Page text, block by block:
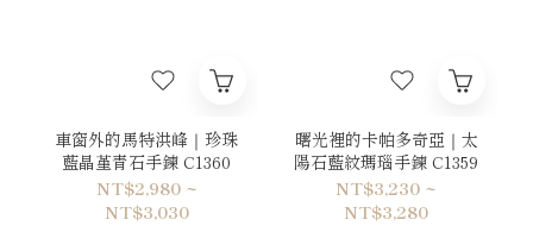
車窗外的馬特洪峰｜珍珠
藍晶堇青石手鍊 C1360
NT$2,980 ~
NT$3,030
曙光裡的卡帕多奇亞｜太
陽石藍紋瑪瑙手鍊 C1359
NT$3,230 ~
NT$3,280